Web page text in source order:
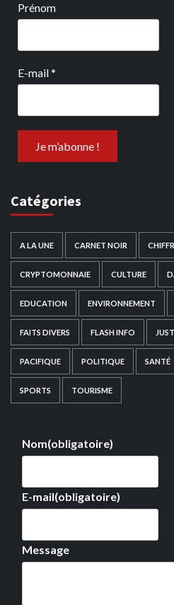
Prénom
E-mail*
Catégories
A LA UNE CARNET NOIR
CRYPTOMONNAIE CULTURE
EDUCATION ENVIRONNEMENT
FAITS DIVERS FLASH INFO
PACIFIQUE POLITIQUE SANTÉ
SPORTS TOURISME
Nom(obligatoire)
E-mail(obligatoire)
Message